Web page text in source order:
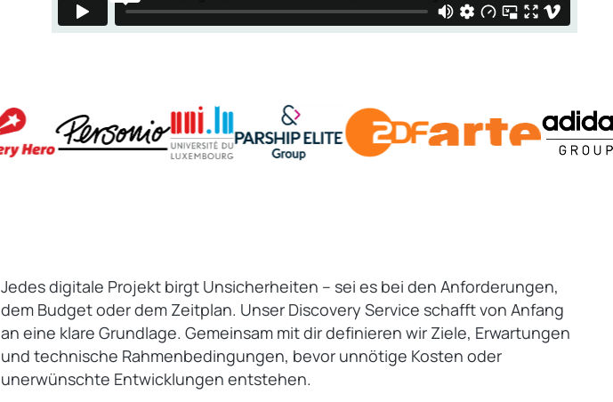
Jedes digitale Projekt birgt Unsicherheiten – sei es bei den Anforderungen,
dem Budget oder dem Zeitplan. Unser Discovery Service schafft von Anfang
an eine klare Grundlage. Gemeinsam mit dir definieren wir Ziele, Erwartungen
und technische Rahmenbedingungen, bevor unnötige Kosten oder
unerwünschte Entwicklungen entstehen.